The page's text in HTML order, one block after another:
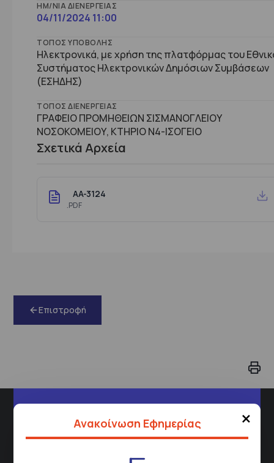
×
Ανακοίνωση Εφημερίας
ΗΜ/ΝΊΑ ΔΙΕΝΈΡΓΕΙΑΣ
04/11/2024 11:00
ΤΌΠΟΣ ΥΠΟΒΟΛΉΣ
Ηλεκτρονικά, με χρήση της πλατφόρμας του
Συστήματος Ηλεκτρονικών Δημόσιων Συμβάσεων
(ΕΣΗΔΗΣ)
ΤΌΠΟΣ ΔΙΕΝΈΡΓΕΙΑΣ
ΓΡΑΦΕΙΟ ΠΡΟΜΗΘΕΙΩΝ ΣΙΣΜΑΝΟΓΛΕΙΟΥ
ΝΟΣΟΚΟΜΕΙΟΥ, ΚΤHΡΙΟ Ν4-ΙΣΟΓΕΙΟ
Σχετικά Αρχεία
AA-3124
.PDF
Επιστροφή
Σισμανόγλειου 1,